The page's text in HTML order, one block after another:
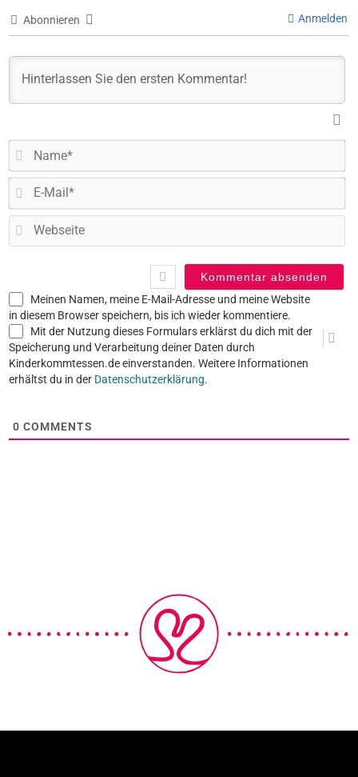
Abonnieren Anmelden
E-
Meinen Namen, meine E-Mail-Adresse und meine Website
in diesem Browser speichern, bis ich wieder kommentiere.
Mit der Nutzung dieses Formulars erklärst du dich mit der
Speicherung und Verarbeitung deiner Daten durch
Kinderkommtessen.de einverstanden. Weitere Informationen
erhältst du in der Datenschutzerklärung.
0 COMMENTS